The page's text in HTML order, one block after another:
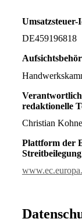
DE459196818
redaktionelle
Christian Kohne
Plattform der